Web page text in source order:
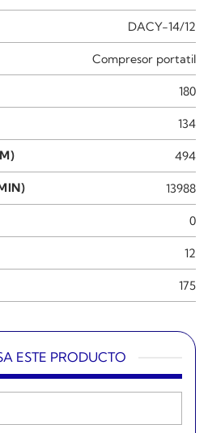
DACY-14/12
Compresor portatil
180
134
494
13988
0
12
175
ESTE PRODUCTO